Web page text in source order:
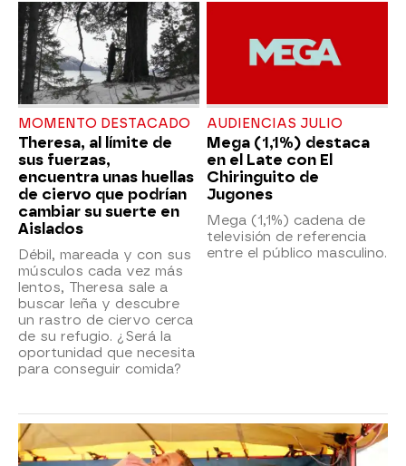
MOMENTO DESTACADO
Theresa, al límite de
sus fuerzas,
encuentra unas huellas
de ciervo que podrían
cambiar su suerte en
Aislados
Débil, mareada y con sus
músculos cada vez más
lentos, Theresa sale a
buscar leña y descubre
un rastro de ciervo cerca
de su refugio. ¿Será la
oportunidad que necesita
para conseguir comida?
AUDIENCIAS JULIO
Mega (1,1%) destaca
en el Late con El
Chiringuito de
Jugones
Mega (1,1%) cadena de
televisión de referencia
entre el público masculino.